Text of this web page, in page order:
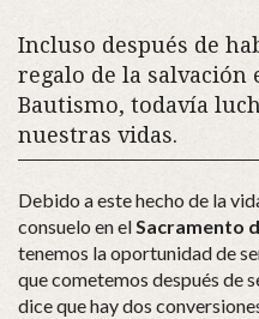
Incluso después de
regalo de la salvación
Bautismo, todavía
nuestras vidas.
Debido a este hecho de la
consuelo en elSacramento
tenemos la oportunidad de
que cometemos después de
dice que hay dos